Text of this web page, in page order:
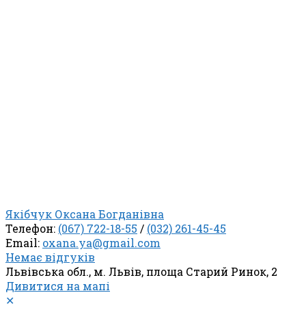
Якібчук Оксана Богданівна
Телефон: (067) 722-18-55 / (032) 261-45-45
Email: oxana.ya@gmail.com
Немає відгуків
Львівська обл., м. Львів, площа Старий Ринок, 2
Дивитися на мапі
✕